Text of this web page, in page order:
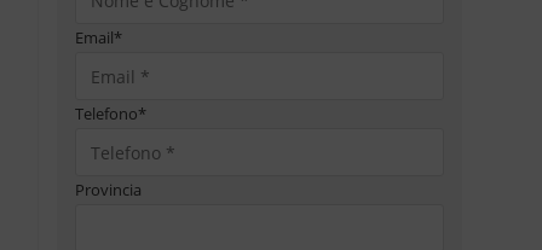
Email*
Telefono*
Provincia